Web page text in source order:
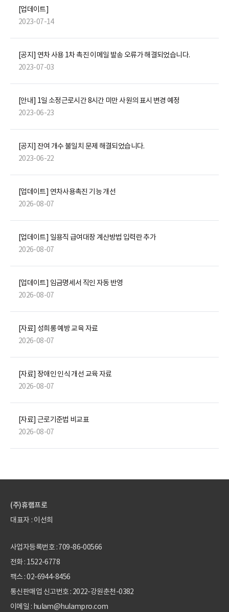
[업데이트]
2023-07-14
[공지] 연차 사용 1차 촉진 이메일 발송 오류가 해결되었습니다.
2023-07-03
[안내] 1일 소정근로시간 8시간 미만 사원의 표시 변경 예정
2023-06-23
[공지] 잔여 개수 불일치 문제 해결되었습니다.
2023-06-22
[업데이트] 연차사용촉진 기능 개선
2026-08-07
[업데이트] 일용직 급여대장 계산방법 입력란 추가
2026-08-07
[업데이트] 임금명세서 직인 자동 반영
2026-08-07
[자료] 성희롱 예방 교육 자료
2026-08-07
[자료] 장애인 인식 개선 교육 자료
2026-08-07
[자료] 근로기준법 비교표
2026-08-07
(주)휴램프로
대표자 : 이선희
사업자등록번호 : 709-86-00566
전화 : 1522-6778
팩스 : 02-6944-8456
통신판매업 신고번호 : 2022-강원춘천-0382
이메일 : hulam@hulampro.com